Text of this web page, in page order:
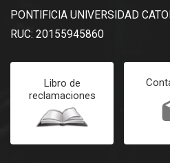
PONTIFICIA UNIVERSIDAD
RUC: 20155945860
Libro de
reclamaciones